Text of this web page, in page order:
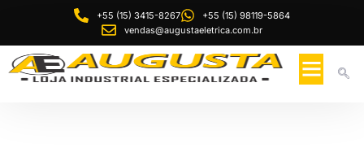
+55 (15) 3415-8267
+55 (15) 98119-5864
vendas@augustaeletrica.com.br